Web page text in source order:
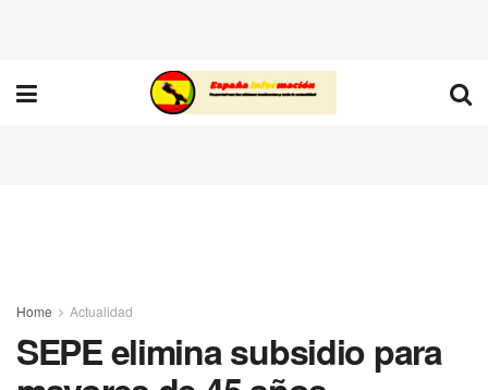
Home Actualidad
SEPE elimina subsidio para